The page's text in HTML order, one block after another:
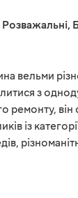
Розважальні,
вельми
з
ремонту, він
із